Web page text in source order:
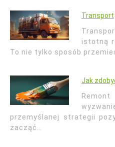
Transport
istotną
To nie tylko sposób
Jak
przemyślanej strategii
zacząć…